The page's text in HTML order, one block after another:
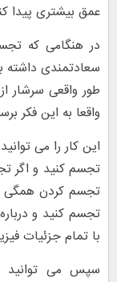
عمق بیشتری پیدا
در هنگامی که
سعادتمندی داشته
طور واقعی سرشار
واقعا به این فکر
این کار را می
تجسم کنید و اگر
تجسم کردن همگی
تجسم کنید و
با تمام جزئیات
سپس می توانید